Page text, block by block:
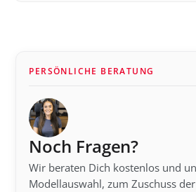
PERSÖNLICHE BERATUNG
Noch Fragen?
Wir beraten Dich kostenlos und
Modellauswahl, zum Zuschuss